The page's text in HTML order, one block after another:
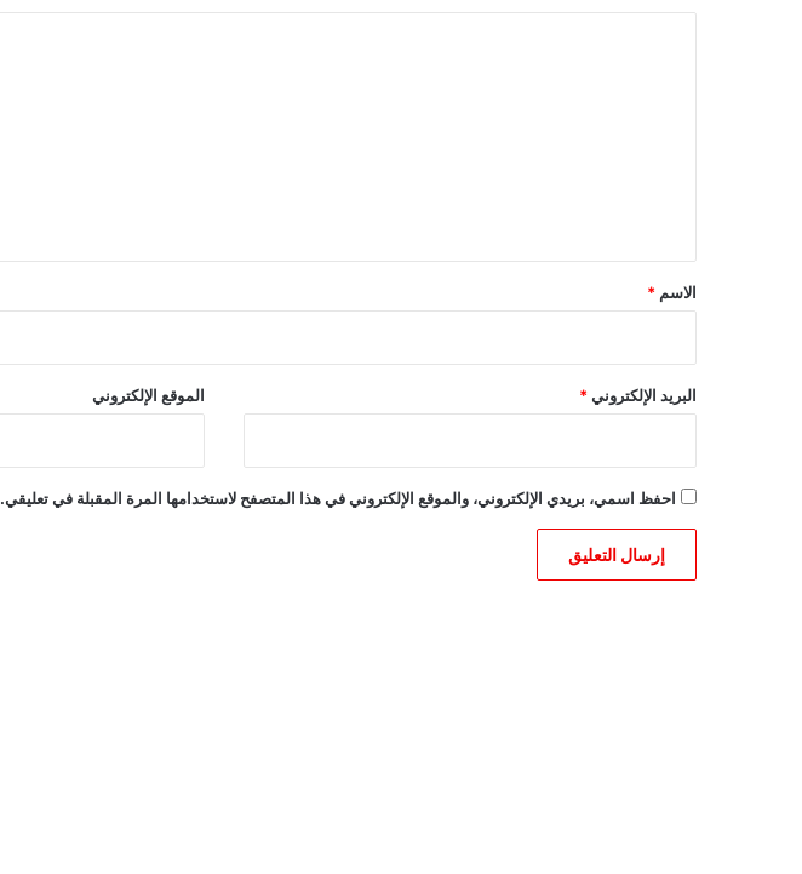
*
الاسم *
البريد الإلكتروني * الموقع الإلكتروني
احفظ اسمي، بريدي الإلكتروني، والموقع الإلكتروني في هذا المتصفح لاستخدامها المرة المقبلة في تعليقي.